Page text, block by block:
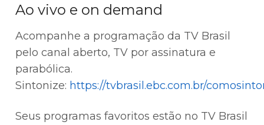
Ao vivo e on demand
Acompanhe a programação da TV Brasil
pelo canal aberto, TV por assinatura e
parabólica.
Sintonize: https://tvbrasil.ebc.com.br/
Seus programas favoritos estão no TV Brasil